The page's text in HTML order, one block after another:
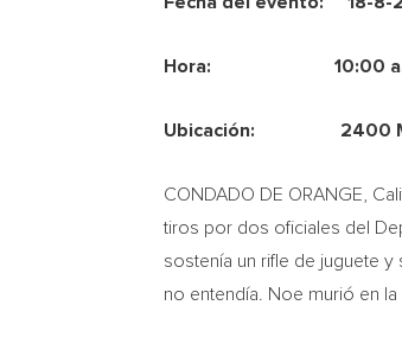
Hora: 10:00 a.
Ubicación: 2400 Main
CONDADO DE ORANGE,
tiros por dos oficiales del
sostenía un rifle de juguete
no entendía. Noe murió en